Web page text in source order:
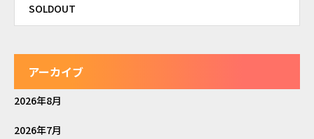
SOLDOUT
アーカイブ
2026年8月
2026年7月